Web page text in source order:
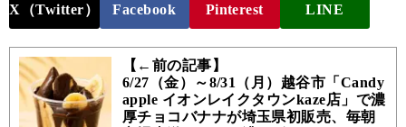
X（Twitter） Facebook Pinterest LINE
【←前の記事】
6/27（金）～8/31（月）越谷市「Candy
apple イオンレイクタウンkaze店」で濃
厚チョコバナナが埼玉県初販売、毎朝